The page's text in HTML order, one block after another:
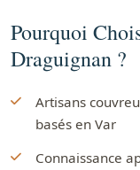
Pourquoi
Draguignan ?
Artisans
basés en Var
Connaissance